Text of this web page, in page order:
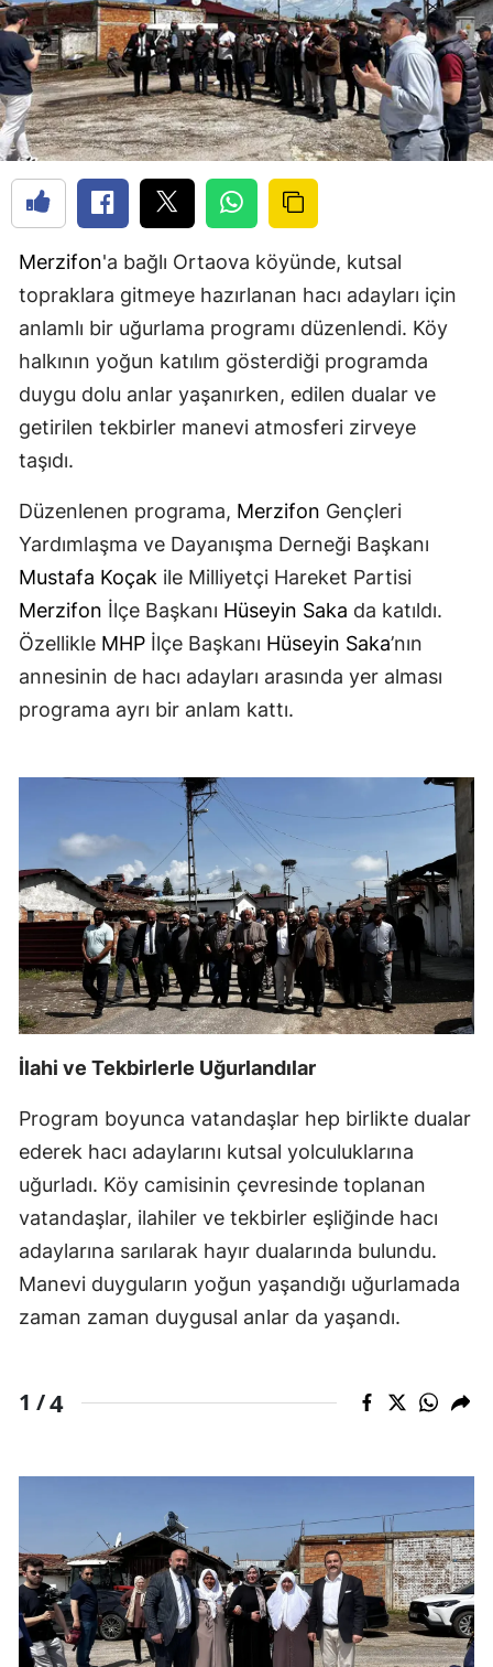
Merzifon'a bağlı Ortaova köyünde, kutsal
topraklara gitmeye hazırlanan hacı adayları için
anlamlı bir uğurlama programı düzenlendi. Köy
halkının yoğun katılım gösterdiği programda
duygu dolu anlar yaşanırken, edilen dualar ve
getirilen tekbirler manevi atmosferi zirveye
taşıdı.
Düzenlenen programa, Merzifon Gençleri
Yardımlaşma ve Dayanışma Derneği Başkanı
Mustafa Koçak ile Milliyetçi Hareket Partisi
Merzifon İlçe Başkanı Hüseyin Saka da katıldı.
Özellikle MHP İlçe Başkanı Hüseyin Saka’nın
annesinin de hacı adayları arasında yer alması
programa ayrı bir anlam kattı.
İlahi ve Tekbirlerle Uğurlandılar
Program boyunca vatandaşlar hep birlikte dualar
ederek hacı adaylarını kutsal yolculuklarına
uğurladı. Köy camisinin çevresinde toplanan
vatandaşlar, ilahiler ve tekbirler eşliğinde hacı
adaylarına sarılarak hayır dualarında bulundu.
Manevi duyguların yoğun yaşandığı uğurlamada
zaman zaman duygusal anlar da yaşandı.
1 /4